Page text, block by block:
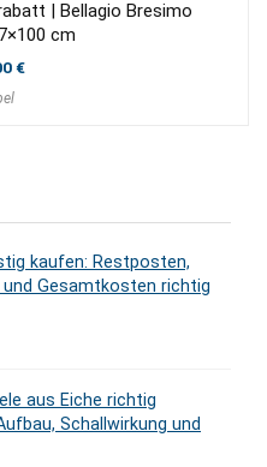
| Bellagio Bresimo
cm
€Aktueller
kaufen: Restposten,
Gesamtkosten richtig
aus Eiche richtig
Schallwirkung und